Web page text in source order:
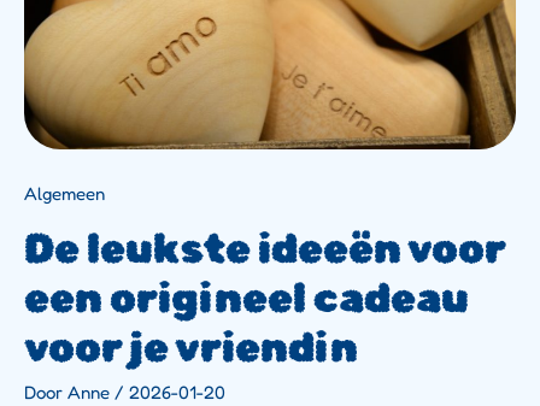
Algemeen
De leukste ideeën voor
een origineel cadeau
voor je vriendin
Door Anne / 2026-01-20
Je